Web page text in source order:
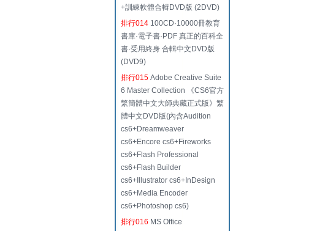
+訓練軟體合輯DVD版 (2DVD)
排行014 100CD·10000冊教育
書庫·電子書·PDF 真正的百科全
書·受用終身 合輯中文DVD版
(DVD9)
排行015 Adobe Creative Suite
6 Master Collection 《CS6官方
繁簡體中文大師典藏正式版》繁
體中文DVD版(內含Audition
cs6+Dreamweaver
cs6+Encore cs6+Fireworks
cs6+Flash Professional
cs6+Flash Builder
cs6+Illustrator cs6+InDesign
cs6+Media Encoder
cs6+Photoshop cs6)
排行016 MS Office